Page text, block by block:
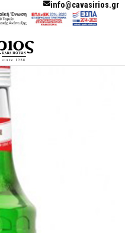
info@cavasirios.gr